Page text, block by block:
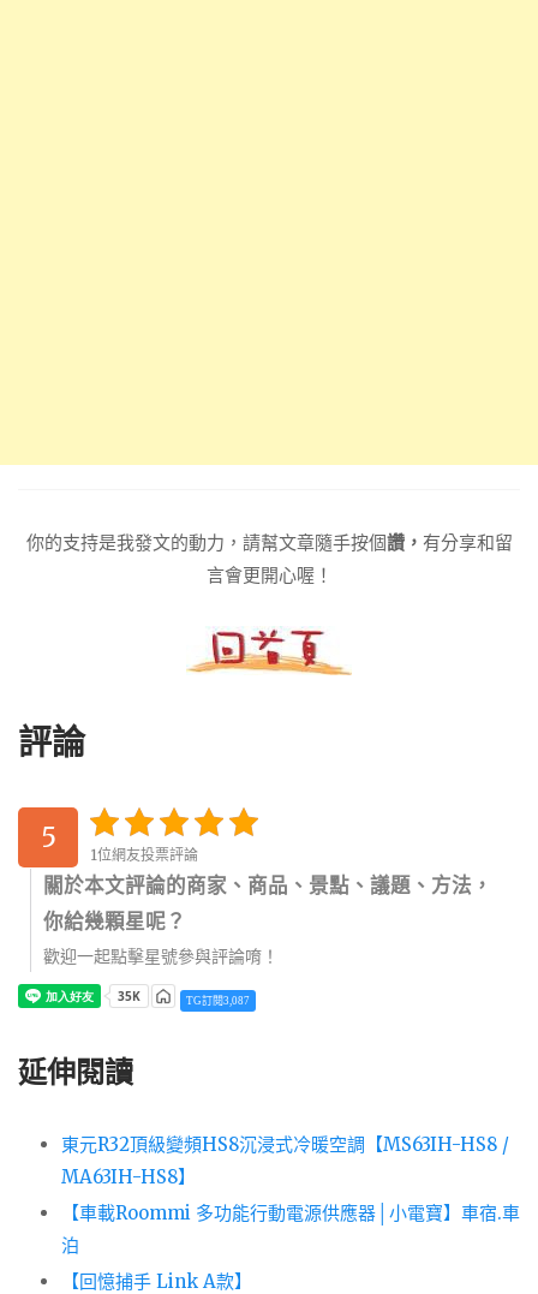
你的支持是我發文的動力，請幫文章隨手按個讚， 有分享和留
言會更開心喔！
評論
5
1位網友投票評論
關於本文評論的商家、商品、景點、議題、方法，
你給幾顆星呢？
歡迎一起點擊星號參與評論唷！
TG訂閱3,087
延伸閱讀
東元R32頂級變頻HS8沉浸式冷暖空調【MS63IH-HS8 /
MA63IH-HS8】
【車載Roommi 多功能行動電源供應器│小電寶】車宿.車
泊
【回憶捕手 Link A款】